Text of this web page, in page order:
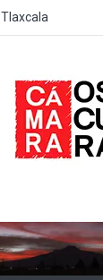
Tlaxcala